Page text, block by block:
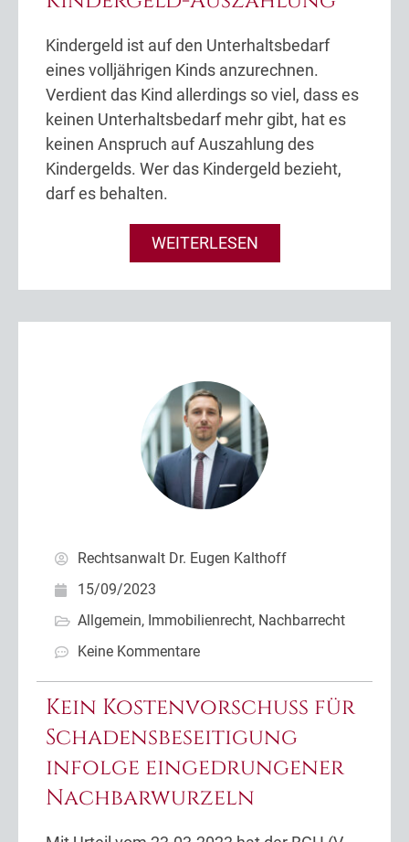
Kindergeld ist auf den Unterhaltsbedarf
eines volljährigen Kinds anzurechnen.
Verdient das Kind allerdings so viel, dass es
keinen Unterhaltsbedarf mehr gibt, hat es
keinen Anspruch auf Auszahlung des
Kindergelds. Wer das Kindergeld bezieht,
darf es behalten.
WEITERLESEN
Rechtsanwalt Dr. Eugen Kalthoff
15/09/2023
Allgemein, Immobilienrecht, Nachbarrecht
Keine Kommentare
Kein Kostenvorschuss für
Schadensbeseitigung
infolge eingedrungener
Nachbarwurzeln